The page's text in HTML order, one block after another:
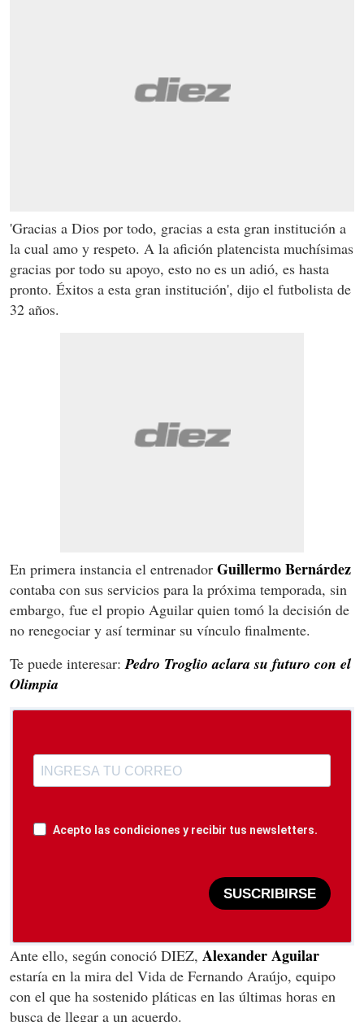
'Gracias a Dios por todo, gracias a esta gran institución a
la cual amo y respeto. A la afición platencista muchísimas
gracias por todo su apoyo, esto no es un adió, es hasta
pronto. Éxitos a esta gran institución', dijo el futbolista de
32 años.
En primera instancia el entrenador Guillermo Bernárdez
contaba con sus servicios para la próxima temporada, sin
embargo, fue el propio Aguilar quien tomó la decisión de
no renegociar y así terminar su vínculo finalmente.
Te puede interesar:Pedro Troglio aclara su futuro con el
Olimpia
Acepto las condiciones y recibir tus newsletters.
SUSCRIBIRSE
Ante ello, según conoció DIEZ, Alexander Aguilar
estaría en la mira del Vida de Fernando Araújo, equipo
con el que ha sostenido pláticas en las últimas horas en
busca de llegar a un acuerdo.